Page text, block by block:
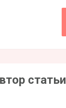
статьи